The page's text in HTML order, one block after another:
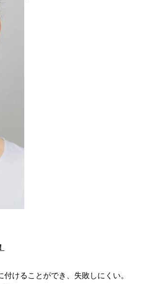
けることができ、失敗しにくい。